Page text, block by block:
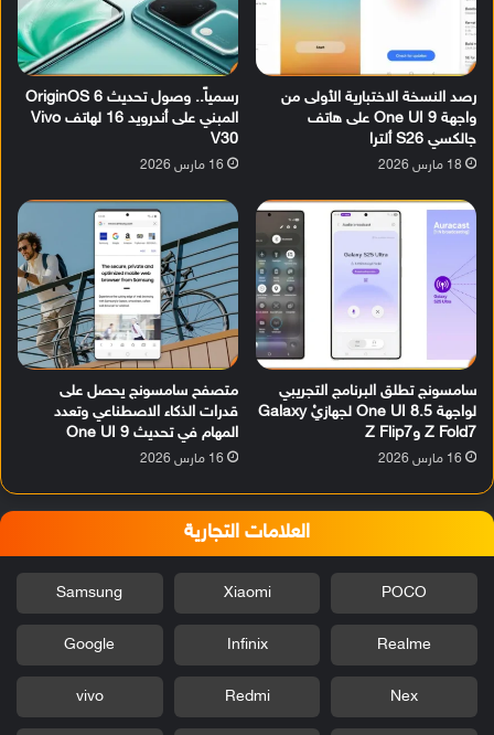
رصد النسخة الاختبارية الأولى من
واجهة One UI 9 على هاتف
جالكسي S26 ألترا
18 مارس 2026
رسمياً.. وصول تحديث OriginOS 6
المبني على أندرويد 16 لهاتف Vivo
V30
16 مارس 2026
سامسونج تطلق البرنامج التجريبي
لواجهة One UI 8.5 لجهازيْ Galaxy
Z Fold7 وZ Flip7
16 مارس 2026
متصفح سامسونج يحصل على
قدرات الذكاء الاصطناعي وتعدد
المهام في تحديث One UI 9
16 مارس 2026
العلامات التجارية
POCO
Xiaomi
Samsung
Realme
Infinix
Google
Nex
Redmi
vivo